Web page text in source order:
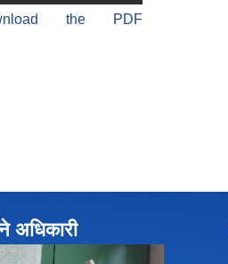
the PDF
अधिकारी